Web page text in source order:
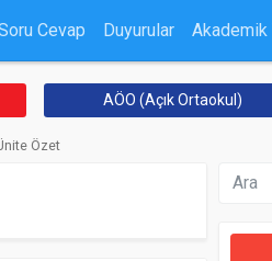
Cevap Duyurular Akademik
AÖO (Açık Ortaokul)
Özet